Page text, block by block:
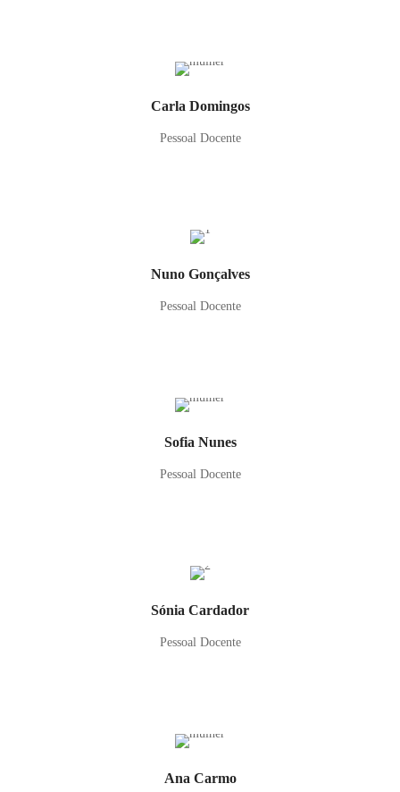
Carla Domingos
Pessoal Docente
Nuno Gonçalves
Pessoal Docente
Sofia Nunes
Pessoal Docente
Sónia Cardador
Pessoal Docente
Ana Carmo